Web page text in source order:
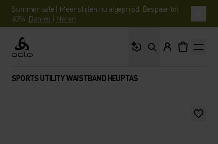
Summer sale | Meer stijlen nu afgeprijsd. Bespaar tot
40%. Dames | Heren
Odlo
SPORTS UTILITY WAISTBAND HEUPTAS